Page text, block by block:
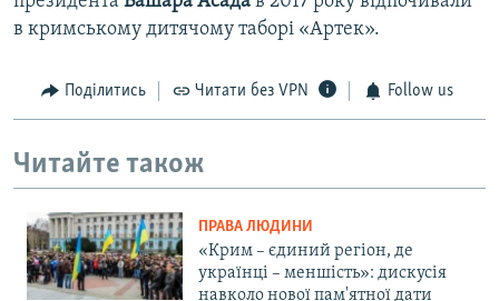
в кримському дитячому таборі «Артек».
Поділитись Читати без VPN Follow us
Читайте також
ПРАВА ЛЮДИНИ
«Крим – єдиний регіон, де
українці – меншість»: дискусія
навколо нової пам'ятної дати